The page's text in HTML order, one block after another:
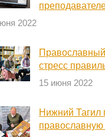
2022
Православный
стресс
15 июня 2022
Нижний Тагил